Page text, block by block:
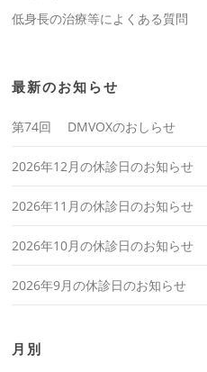
低身長の治療等によくある質問
最新のお知らせ
第74回 DMVOXのおしらせ
2026年12月の休診日のお知らせ
2026年11月の休診日のお知らせ
2026年10月の休診日のお知らせ
2026年9月の休診日のお知らせ
月別